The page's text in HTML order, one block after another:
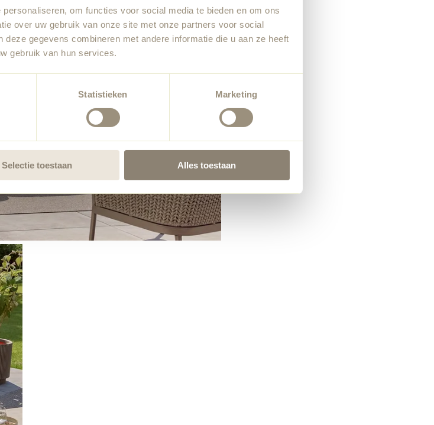
om functies voor social media te bieden en om ons
over uw gebruik van onze site met onze partners voor social
gegevens combineren met andere informatie die u aan ze heeft
gebruik van hun services.
Statistieken Marketing
Selectie toestaan Alles toestaan